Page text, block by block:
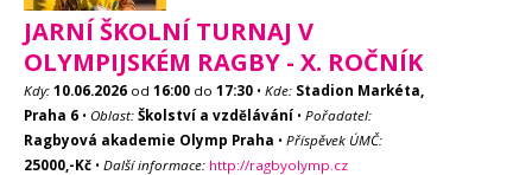
JARNÍ ŠKOLNÍ TURNAJ V
OLYMPIJSKÉM RAGBY - X. ROČNÍK
Kdy: 10.06.2026 od 16:00 do 17:30 • Kde: Stadion Markéta,
Praha 6 • Oblast: Školství a vzdělávání • Pořadatel:
Ragbyová akademie Olymp Praha • Příspěvek ÚMČ:
25000,-Kč • Další informace: http://ragbyolymp.cz